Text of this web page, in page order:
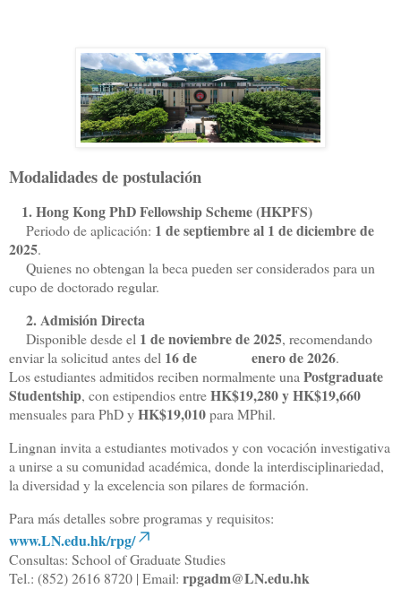
Modalidades de postulación
1. Hong Kong PhD Fellowship Scheme (HKPFS)
Periodo de aplicación: 1 de septiembre al 1 de diciembre de
2025.
Quienes no obtengan la beca pueden ser considerados para un
cupo de doctorado regular.
2. Admisión Directa
Disponible desde el 1 de noviembre de 2025, recomendando
enviar la solicitud antes del 16 de enero de 2026.
Los estudiantes admitidos reciben normalmente una Postgraduate
Studentship, con estipendios entreHK$19,280 y HK$19,660
mensuales para PhD yHK$19,010para MPhil.
Lingnan invita a estudiantes motivados y con vocación investigativa
a unirse a su comunidad académica, donde la interdisciplinariedad,
la diversidad y la excelencia son pilares de formación.
Para más detalles sobre programas y requisitos:
www.LN.edu.hk/rpg/
Consultas: School of Graduate Studies
Tel.: (852) 2616 8720 | Email: rpgadm@LN.edu.hk